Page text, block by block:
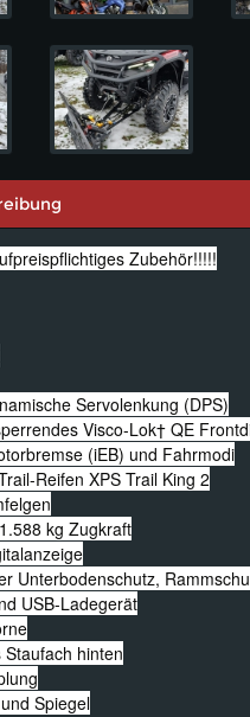
Zubehör!!!!!
Servolenkung (DPS)
Visco-Lok† QE
(iEB) und Fahrmodi
Reifen XPS Trail King 2
kg Zugkraft
Unterbodenschutz,
USB-Ladegerät
Staufach hinten
Spiegel